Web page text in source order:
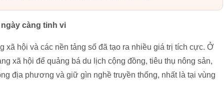
càng tinh vi
xã hội và các nền tảng số đã tạo ra nhiều giá trị tích cực. Ở
xã hội để quảng bá du lịch cộng đồng, tiêu thụ nông sản,
địa phương và giữ gìn nghề truyền thống, nhất là tại vùng